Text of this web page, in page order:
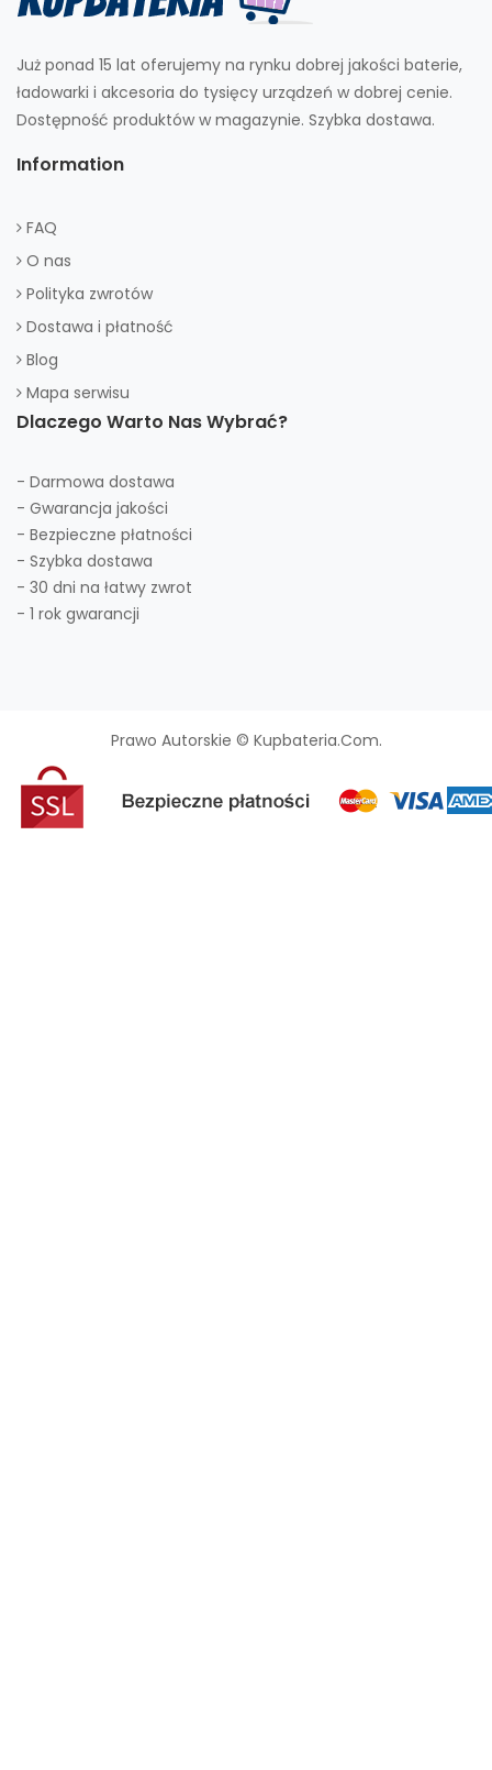
Już ponad 15 lat oferujemy na rynku dobrej jakości baterie,
ładowarki i akcesoria do tysięcy urządzeń w dobrej cenie.
Dostępność produktów w magazynie. Szybka dostawa.
Information
FAQ
O nas
Polityka zwrotów
Dostawa i płatność
Blog
Mapa serwisu
Dlaczego Warto Nas Wybrać?
- Darmowa dostawa
- Gwarancja jakości
- Bezpieczne płatności
- Szybka dostawa
- 30 dni na łatwy zwrot
- 1 rok gwarancji
Prawo Autorskie © Kupbateria.com.